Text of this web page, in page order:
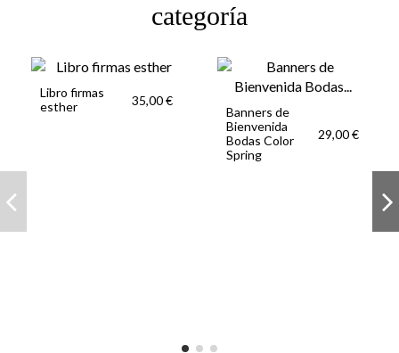
categoría
Libro firmas
esther
35,00 €
Banners de
Bienvenida
Bodas Color
Spring
29,00 €